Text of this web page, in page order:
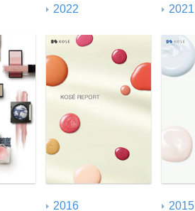
2022 2021
2016 2015